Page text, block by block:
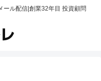
ール配信|創業32年目 投資顧問